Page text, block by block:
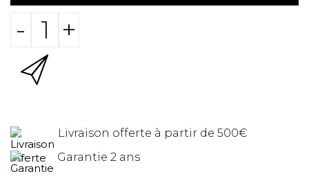
- +
Livraison offerte à partir de 500€
Garantie 2 ans